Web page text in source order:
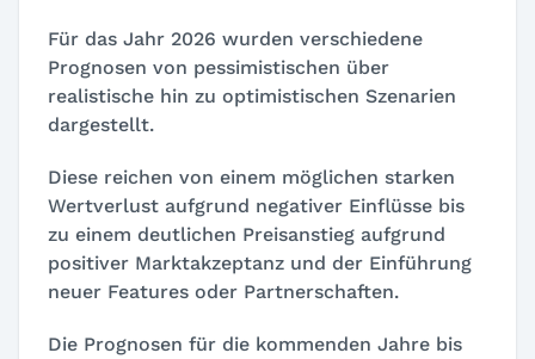
Für das Jahr 2026 wurden verschiedene
Prognosen von pessimistischen über
realistische hin zu optimistischen Szenarien
dargestellt.
Diese reichen von einem möglichen starken
Wertverlust aufgrund negativer Einflüsse bis
zu einem deutlichen Preisanstieg aufgrund
positiver Marktakzeptanz und der Einführung
neuer Features oder Partnerschaften.
Die Prognosen für die kommenden Jahre bis